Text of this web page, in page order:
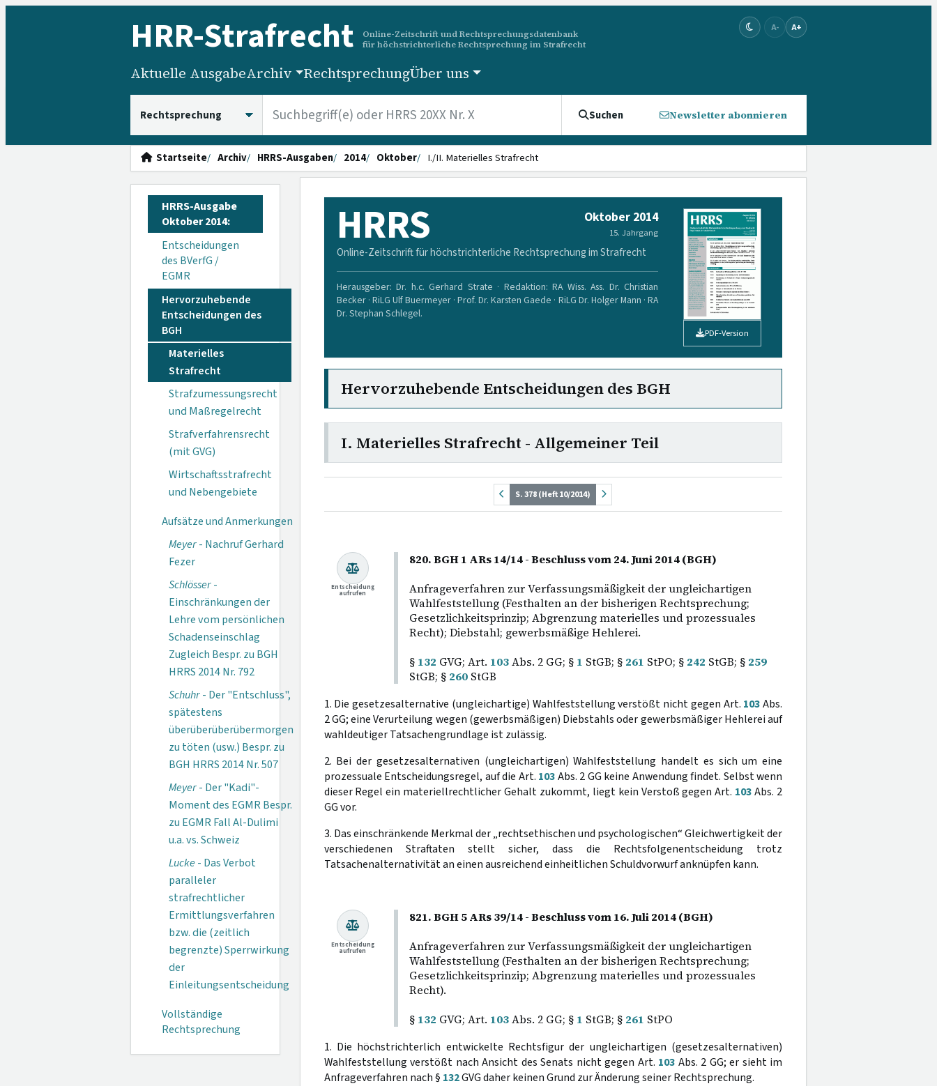
HRR-Strafrecht
Online-Zeitschrift und Rechtsprechungsdatenbank
für höchstrichterliche Rechtsprechung im Strafrecht
A- A+
Aktuelle AusgabeArchiv RechtsprechungÜber uns
Suchen Newsletter abonnieren
Startseite Archiv HRRS-Ausgaben 2014 Oktober I./II. Materielles Strafrecht
HRRS-Ausgabe
Oktober 2014:
Entscheidungen
des BVerfG /
EGMR
Hervorzuhebende
Entscheidungen des
BGH
Materielles
Strafrecht
Strafzumessungsrecht
und Maßregelrecht
Strafverfahrensrecht
(mit GVG)
Wirtschaftsstrafrecht
und Nebengebiete
Aufsätze und Anmerkungen
Meyer- Nachruf Gerhard
Fezer
Schlösser-
Einschränkungen der
Lehre vom persönlichen
Schadenseinschlag
Zugleich Bespr. zu BGH
HRRS 2014 Nr. 792
Schuhr- Der "Entschluss",
spätestens
überüberüberübermorgen
zu töten (usw.) Bespr. zu
BGH HRRS 2014 Nr. 507
Meyer- Der "Kadi"-
Moment des EGMR Bespr.
zu EGMR Fall Al-Dulimi
u.a. vs. Schweiz
Lucke- Das Verbot
paralleler
strafrechtlicher
Ermittlungsverfahren
bzw. die (zeitlich
begrenzte) Sperrwirkung
der
Einleitungsentscheidung
Vollständige
Rechtsprechung
HRRS Oktober 2014
15. Jahrgang
Online-Zeitschrift für höchstrichterliche Rechtsprechung im Strafrecht
Herausgeber: Dr. h.c. Gerhard Strate · Redaktion: RA Wiss. Ass. Dr. Christian
Becker · RiLG Ulf Buermeyer · Prof. Dr. Karsten Gaede · RiLG Dr. Holger Mann · RA
Dr. Stephan Schlegel.
PDF-Version
Hervorzuhebende Entscheidungen des BGH
I. Materielles Strafrecht - Allgemeiner Teil
S. 378 (Heft 10/2014)
820. BGH 1 ARs 14/14 - Beschluss vom 24. Juni 2014 (BGH)
Anfrageverfahren zur Verfassungsmäßigkeit der ungleichartigen
Wahlfeststellung (Festhalten an der bisherigen Rechtsprechung;
Gesetzlichkeitsprinzip; Abgrenzung materielles und prozessuales
Recht); Diebstahl; gewerbsmäßige Hehlerei.
§ 132 GVG; Art. 103Abs. 2 GG; § 1 StGB; § 261 StPO; § 242 StGB; § 259
StGB; § 260StGB
Entscheidung
aufrufen
1. Die gesetzesalternative (ungleichartige) Wahlfeststellung verstößt nicht gegen Art. 103Abs.
2 GG; eine Verurteilung wegen (gewerbsmäßigen) Diebstahls oder gewerbsmäßiger Hehlerei auf
wahldeutiger Tatsachengrundlage ist zulässig.
2. Bei der gesetzesalternativen (ungleichartigen) Wahlfeststellung handelt es sich um eine
prozessuale Entscheidungsregel, auf die Art. 103Abs. 2 GG keine Anwendung findet. Selbst wenn
dieser Regel ein materiellrechtlicher Gehalt zukommt, liegt kein Verstoß gegen Art. 103Abs. 2
GG vor.
3. Das einschränkende Merkmal der „rechtsethischen und psychologischen“ Gleichwertigkeit der
verschiedenen Straftaten stellt sicher, dass die Rechtsfolgenentscheidung trotz
Tatsachenalternativität an einen ausreichend einheitlichen Schuldvorwurf anknüpfen kann.
821. BGH 5 ARs 39/14 - Beschluss vom 16. Juli 2014 (BGH)
Anfrageverfahren zur Verfassungsmäßigkeit der ungleichartigen
Wahlfeststellung (Festhalten an der bisherigen Rechtsprechung;
Gesetzlichkeitsprinzip; Abgrenzung materielles und prozessuales
Recht).
§ 132 GVG; Art. 103Abs. 2 GG; § 1 StGB; § 261 StPO
Entscheidung
aufrufen
1. Die höchstrichterlich entwickelte Rechtsfigur der ungleichartigen (gesetzesalternativen)
Wahlfeststellung verstößt nach Ansicht des Senats nicht gegen Art. 103 Abs. 2 GG; er sieht im
Anfrageverfahren nach § 132GVG daher keinen Grund zur Änderung seiner Rechtsprechung.